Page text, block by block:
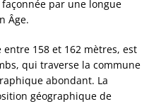
par une longue
Âge.
158 et 162 mètres, est
qui traverse la commune
abondant. La
géographique de